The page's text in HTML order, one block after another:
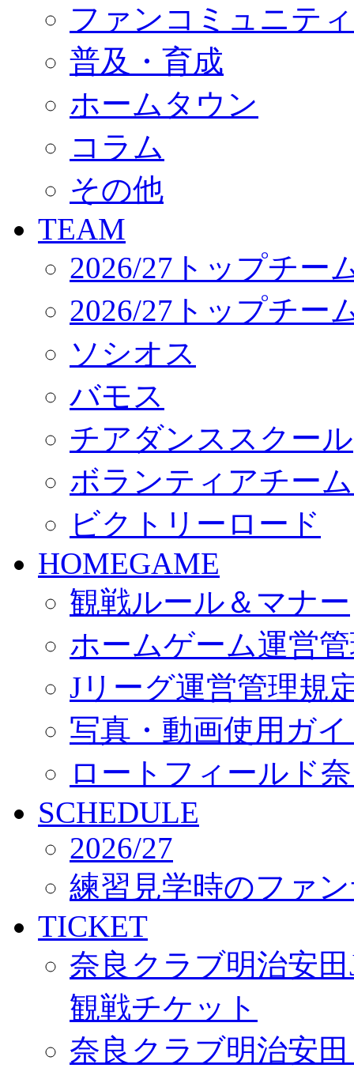
コーチ&スタッフ
ジュニア
ジュニアユース
ユース
練習拠点（ナラディーア）
SCHOOL
CLUB
パートナー募集
クラブ理念
サステナビリティ
Web制作支援
応援プロジェクト
ファンコミュニティ
普及・育成
ホームタウン
コラム
その他
TEAM
2026/27トップチー
2026/27トップチー
ソシオス
バモス
チアダンススクール
ボランティアチー
ビクトリーロード
HOMEGAME
観戦ルール＆マナー
ホームゲーム運営
Jリーグ運営管理規
写真・動画使用ガ
ロートフィールド
SCHEDULE
2026/27
練習見学時のファ
TICKET
奈良クラブ明治安
観戦チケット
奈良クラブ明治安